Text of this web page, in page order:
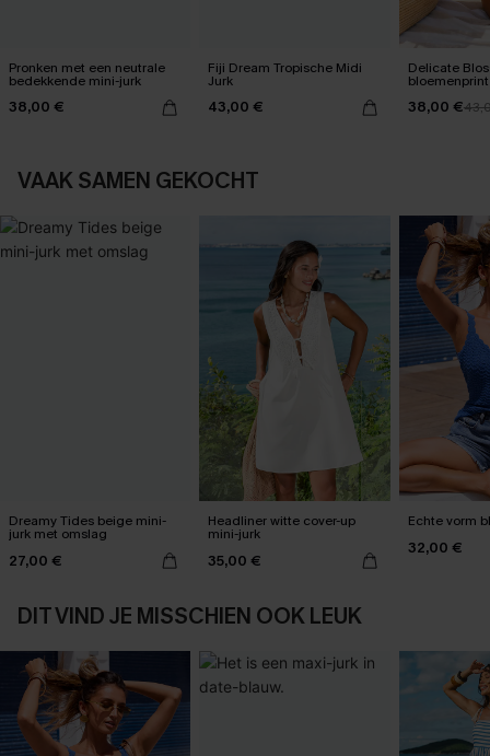
Pronken met een neutrale
bedekkende mini-jurk
38,00 €
Fiji Dream Tropische Midi
Jurk
43,00 €
Delicate
38,00 €
VAAK SAMEN GEKOCHT
Dreamy Tides beige mini-
jurk met omslag
27,00 €
Headliner witte cover-up
mini-jurk
35,00 €
Echte vorm
32,00 €
DIT VIND JE MISSCHIEN OOK LEUK